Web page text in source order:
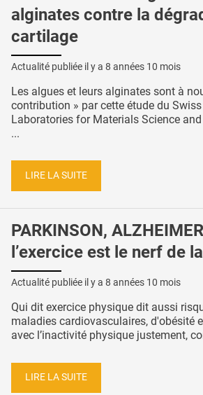
alginates contre la
cartilage
Actualité publiée il y a 8 années 10 mois
Les algues et leurs alginates sont à
contribution » par cette étude du Swiss
Laboratories for Materials Science
...
LIRE LA SUITE
PARKINSON,
l’exercice est le nerf de
Actualité publiée il y a 8 années 10 mois
Qui dit exercice physique dit aussi
maladies cardiovasculaires, d'obésité
avec l’inactivité physique justement,
LIRE LA SUITE